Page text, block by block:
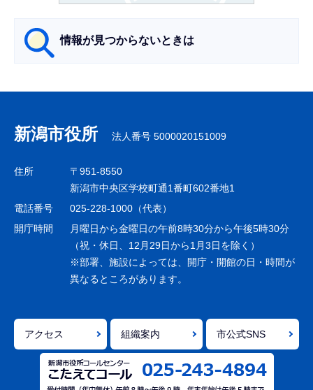
情報が見つからないときは
ナ
ビ
ゲ
シ
ョ
で
新潟市役所 法人番号 5000020151009
住所
〒951-8550
新潟市中央区学校町通1番町602番地1
電話番号
025-228-1000（代表）
開庁時間
月曜日から金曜日の午前8時30分から午後5時30分
（祝・休日、12月29日から1月3日を除く）
※部署、施設によっては、開庁・開館の日・時間が
異なるところがあります。
アクセス 組織案内 市公式SNS